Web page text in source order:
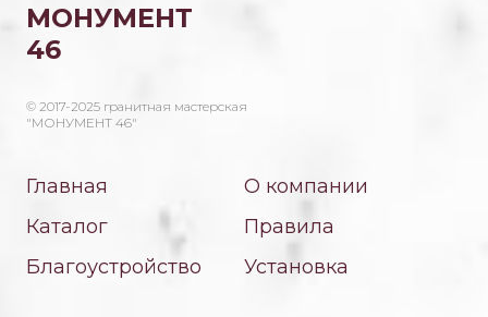
МОНУМЕНТ
46
© 2017-2025 гранитная мастерская
"МОНУМЕНТ 46"
Главная
Каталог
Благоустройство
О компании
Правила
Установка